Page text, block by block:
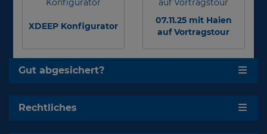
XDEEP Konfigurator
07.11.25 mit Haien
auf Vortragstour
Gut abgesichert?
Rechtliches